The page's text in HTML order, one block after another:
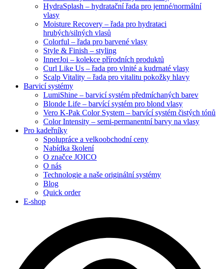
HydraSplash – hydratační řada pro jemné/normální
vlasy
Moisture Recovery – řada pro hydrataci
hrubých/silných vlasů
Colorful – řada pro barvené vlasy
Style & Finish – styling
InnerJoi – kolekce přírodních produktů
Curl Like Us – řada pro vlnité a kudrnaté vlasy
Scalp Vitality – řada pro vitalitu pokožky hlavy
Barvicí systémy
LumiShine – barvicí systém předmíchaných barev
Blonde Life – barvící systém pro blond vlasy
Vero K-Pak Color System – barvící systém čistých tónů
Color Intensity – semi-permanentní barvy na vlasy
Pro kadeřníky
Spolupráce a velkoobchodní ceny
Nabídka školení
O značce JOICO
O nás
Technologie a naše originální systémy
Blog
Quick order
E-shop